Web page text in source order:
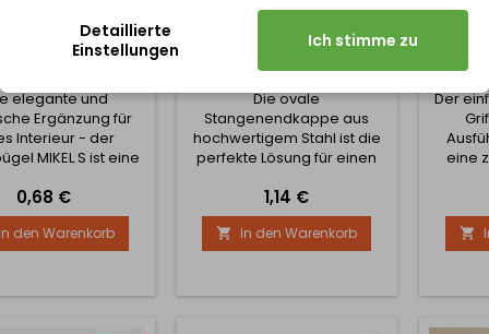
MIKEL S /
MATT
elegante und
Ergänzung für
Interieur - der
MIKEL S ist eine
von Kleidung,
oder
Sein klares
Design passt
Räume.
Preis
0,68 €
In den Warenkorb
ENDSTÜCK FÜR
KLEIDERSTANGE - OVAL /
Die ovale
Stangenendkappe aus
hochwertigem Stahl ist die
perfekte Lösung für einen
Abschluss von Stangen.
Dieses Produkt ist für 30 x 15
mm Stangen konzipiert und
bietet nicht nur ein
sondern auch eine
Preis
1,14 €
 In den Warenkorb
Der
eine
und

Detaillierte
Einstellungen
Ich stimme zu